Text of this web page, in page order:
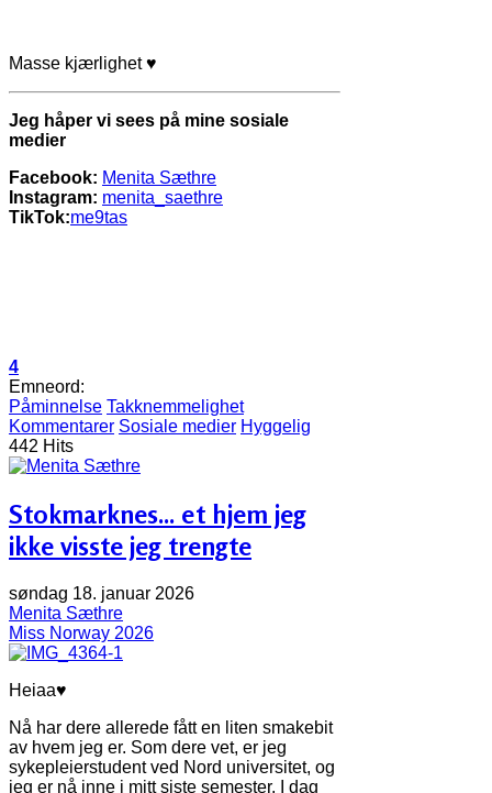
Masse kjærlighet ♥
Jeg håper vi sees på mine sosiale
medier
Facebook: Menita Sæthre
Instagram: menita_saethre
TikTok:me9tas
4
Emneord:
Påminnelse Takknemmelighet
Kommentarer Sosiale medier Hyggelig
442 Hits
Stokmarknes... et hjem jeg
ikke visste jeg trengte
søndag 18. januar 2026
Menita Sæthre
Miss Norway 2026
Heiaa♥
Nå har dere allerede fått en liten smakebit
av hvem jeg er. Som dere vet, er jeg
sykepleierstudent ved Nord universitet, og
jeg er nå inne i mitt siste semester. I dag